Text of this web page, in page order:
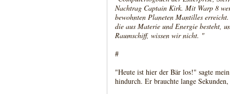
Nachtrag Captain Kirk. Mit Warp 8
bewohnten Planeten Mantilles
die aus Materie und Energie besteht,
Raumschiff, wissen wir nicht. "
#
"Heute ist hier der Bär los!" sagte
hindurch. Er brauchte lange